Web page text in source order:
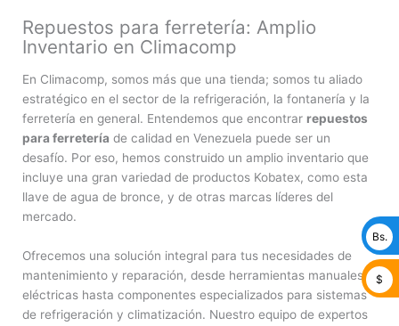
Repuestos para ferretería: Amplio
Inventario en Climacomp
En Climacomp, somos más que una tienda; somos tu aliado
estratégico en el sector de la refrigeración, la fontanería y la
ferretería en general. Entendemos que encontrar repuestos
para ferretería de calidad en Venezuela puede ser un
desafío. Por eso, hemos construido un amplio inventario que
incluye una gran variedad de productos Kobatex, como esta
llave de agua de bronce, y de otras marcas líderes del
mercado.
Ofrecemos una solución integral para tus necesidades de
mantenimiento y reparación, desde herramientas manuales y
eléctricas hasta componentes especializados para sistemas
de refrigeración y climatización. Nuestro equipo de expertos
Bs.
$